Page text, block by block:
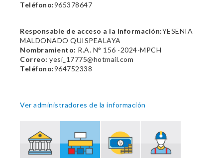
Teléfono:965378647
Responsable de acceso a la información:YESENIA
MALDONADO QUISPEALAYA
Nombramiento: R.A. N° 156 -2024-MPCH
Correo: yesi_17775@hotmail.com
Teléfono:964752338
Ver administradores de la información